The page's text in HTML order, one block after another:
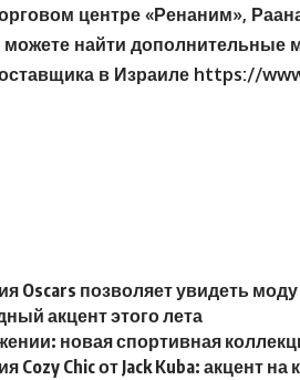
центре «Ренаним»,
найти дополнительные
в Израиле https://
Oscars позволяет увидеть
акцент этого лета
новая спортивная
Cozy Chic от Jack Kuba: акцент